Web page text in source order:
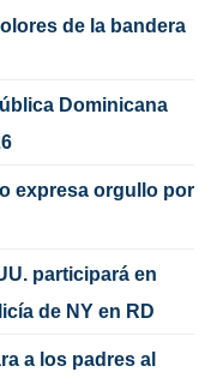
de la bandera
Dominicana
expresa orgullo por
participará en
de NY en RD
a los padres al